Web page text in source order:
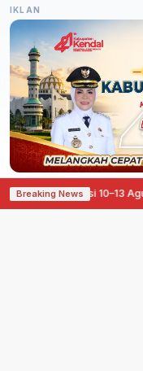
IKLAN
Breaking News
Aksi 10–13 Agustus·